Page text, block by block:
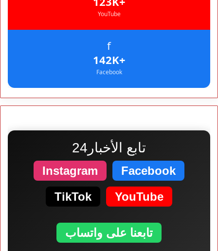
YouTube
f
+142K
Facebook
تابع الأخبار24
Facebook
Instagram
YouTube
TikTok
تابعنا على واتساب